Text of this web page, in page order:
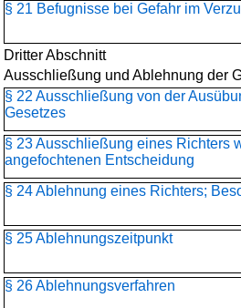
§ 21 Befugnisse bei Gefahr im
Dritter Abschnitt
Ausschließung und Ablehnung der
§ 22 Ausschließung von der
Gesetzes
§ 23 Ausschließung eines Richters
angefochtenen Entscheidung
§ 24 Ablehnung eines Richters;
§ 25 Ablehnungszeitpunkt
§ 26 Ablehnungsverfahren